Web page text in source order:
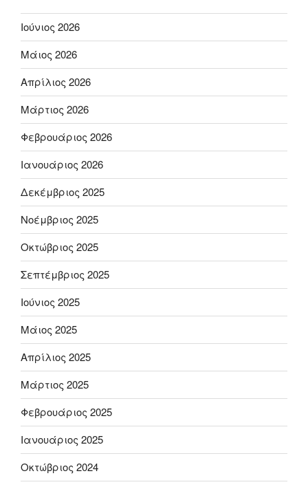
Ιούνιος 2026
Μάιος 2026
Απρίλιος 2026
Μάρτιος 2026
Φεβρουάριος 2026
Ιανουάριος 2026
Δεκέμβριος 2025
Νοέμβριος 2025
Οκτώβριος 2025
Σεπτέμβριος 2025
Ιούνιος 2025
Μάιος 2025
Απρίλιος 2025
Μάρτιος 2025
Φεβρουάριος 2025
Ιανουάριος 2025
Οκτώβριος 2024